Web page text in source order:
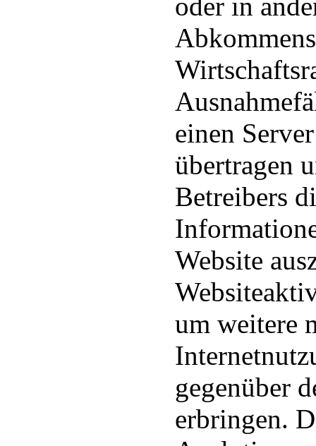
einen
übertragen
Betreibers
Website
um weitere
gegenüber
erbringen.